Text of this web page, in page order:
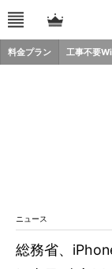
料金プラン 工事不要
ニュース
総務省、